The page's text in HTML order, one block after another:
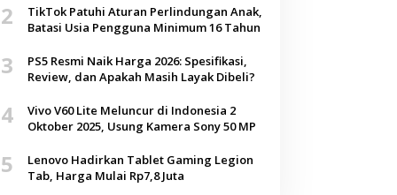
2
TikTok Patuhi Aturan Perlindungan Anak,
Batasi Usia Pengguna Minimum 16 Tahun
3
PS5 Resmi Naik Harga 2026: Spesifikasi,
Review, dan Apakah Masih Layak Dibeli?
4
Vivo V60 Lite Meluncur di Indonesia 2
Oktober 2025, Usung Kamera Sony 50 MP
5
Lenovo Hadirkan Tablet Gaming Legion
Tab, Harga Mulai Rp7,8 Juta